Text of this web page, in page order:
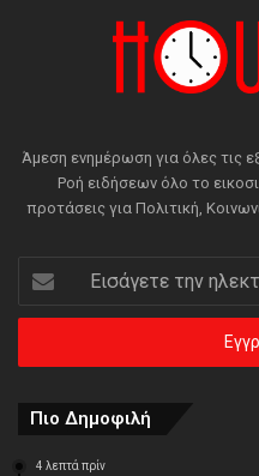
Άμεση ενημέρωση για όλες τις
Ροή ειδήσεων όλο το
προτάσεις για Πολιτική,
Εισάγετε
την
ηλεκτρονική
διεύθυνση
Πιο Δημοφιλή
4 λεπτά πρίν